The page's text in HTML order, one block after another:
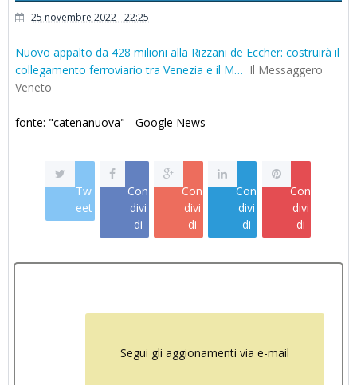
25 novembre 2022 - 22:25
Nuovo appalto da 428 milioni alla Rizzani de Eccher: costruirà il
collegamento ferroviario tra Venezia e il M… Il Messaggero
Veneto
fonte: "catenanuova" - Google News
Tw
eet
Con
divi
di
Con
divi
di
Con
divi
di
Con
divi
di
Segui gli aggionamenti via e-mail